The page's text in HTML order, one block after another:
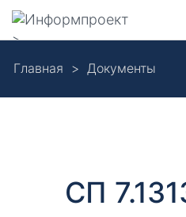
main
Навигация
>
Главная Документы
Д
СП